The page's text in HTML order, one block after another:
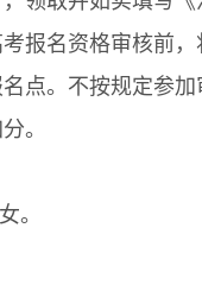
报名资格审核前
点。不按规定参
。
。